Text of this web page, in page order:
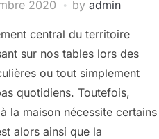
2020 by admin
central du territoire
sur nos tables lors des
ou tout simplement
quotidiens. Toutefois,
la maison nécessite certains
alors ainsi que la